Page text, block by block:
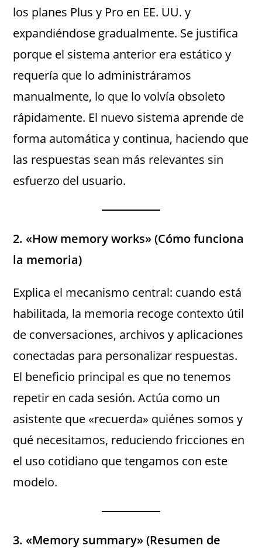
los planes Plus y Pro en EE. UU. y
expandiéndose gradualmente. Se justifica
porque el sistema anterior era estático y
requería que lo administráramos
manualmente, lo que lo volvía obsoleto
rápidamente. El nuevo sistema aprende de
forma automática y continua, haciendo que
las respuestas sean más relevantes sin
esfuerzo del usuario.
2. «How memory works» (Cómo funciona
la memoria)
Explica el mecanismo central: cuando está
habilitada, la memoria recoge contexto útil
de conversaciones, archivos y aplicaciones
conectadas para personalizar respuestas.
El beneficio principal es que no tenemos
repetir en cada sesión. Actúa como un
asistente que «recuerda» quiénes somos y
qué necesitamos, reduciendo fricciones en
el uso cotidiano que tengamos con este
modelo.
3. «Memory summary» (Resumen de